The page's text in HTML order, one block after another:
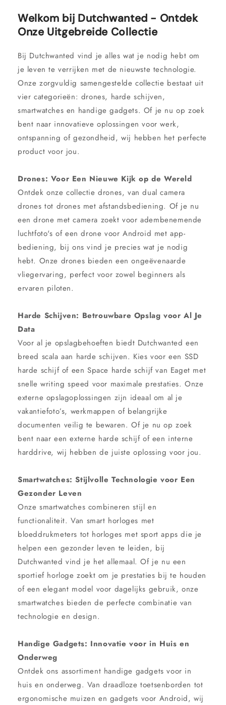
Welkom bij Dutchwanted - Ontdek
Onze Uitgebreide Collectie
Bij Dutchwanted vind je alles wat je nodig hebt om
je leven te verrijken met de nieuwste technologie.
Onze zorgvuldig samengestelde collectie bestaat uit
vier categorieën: drones, harde schijven,
smartwatches en handige gadgets. Of je nu op zoek
bent naar innovatieve oplossingen voor werk,
ontspanning of gezondheid, wij hebben het perfecte
product voor jou.
Drones: Voor Een Nieuwe Kijk op de Wereld
Ontdek onze collectie drones, van dual camera
drones tot drones met afstandsbediening. Of je nu
een drone met camera zoekt voor adembenemende
luchtfoto's of een drone voor Android met app-
bediening, bij ons vind je precies wat je nodig
hebt. Onze drones bieden een ongeëvenaarde
vliegervaring, perfect voor zowel beginners als
ervaren piloten.
Harde Schijven: Betrouwbare Opslag voor Al Je
Data
Voor al je opslagbehoeften biedt Dutchwanted een
breed scala aan harde schijven. Kies voor een SSD
harde schijf of een Space harde schijf van Eaget met
snelle writing speed voor maximale prestaties. Onze
externe opslagoplossingen zijn ideaal om al je
vakantiefoto’s, werkmappen of belangrijke
documenten veilig te bewaren. Of je nu op zoek
bent naar een externe harde schijf of een interne
harddrive, wij hebben de juiste oplossing voor jou.
Smartwatches: Stijlvolle Technologie voor Een
Gezonder Leven
Onze smartwatches combineren stijl en
functionaliteit. Van smart horloges met
bloeddrukmeters tot horloges met sport apps die je
helpen een gezonder leven te leiden, bij
Dutchwanted vind je het allemaal. Of je nu een
sportief horloge zoekt om je prestaties bij te houden
of een elegant model voor dagelijks gebruik, onze
smartwatches bieden de perfecte combinatie van
technologie en design.
Handige Gadgets: Innovatie voor in Huis en
Onderweg
Ontdek ons assortiment handige gadgets voor in
huis en onderweg. Van draadloze toetsenborden tot
ergonomische muizen en gadgets voor Android, wij